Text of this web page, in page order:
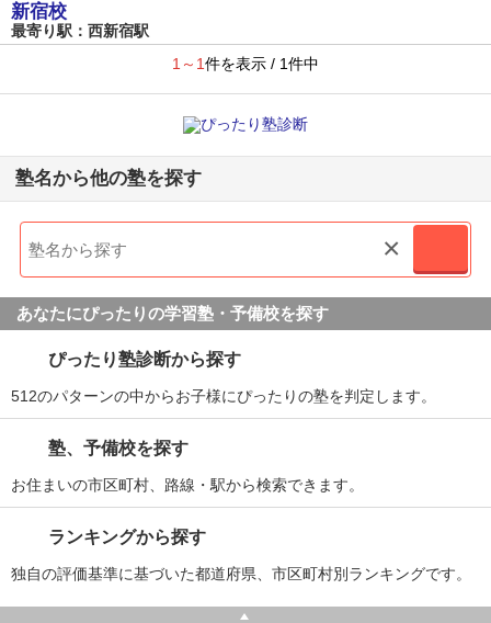
新宿校
最寄り駅：西新宿駅
1～1件を表示 / 1件中
塾名から他の塾を探す
×
あなたにぴったりの学習塾・予備校を探す
ぴったり塾診断から探す
512のパターンの中からお子様にぴったりの塾を判定します。
塾、予備校を探す
お住まいの市区町村、路線・駅から検索できます。
ランキングから探す
独自の評価基準に基づいた都道府県、市区町村別ランキングです。